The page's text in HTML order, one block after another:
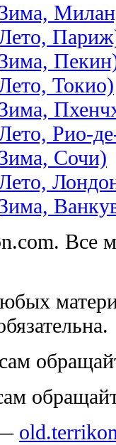
Токио)
Рио-
Сочи)
Все